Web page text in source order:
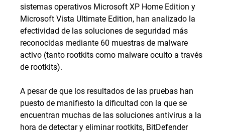
sistemas operativos Microsoft XP Home Edition y
Microsoft Vista Ultimate Edition, han analizado la
efectividad de las soluciones de seguridad más
reconocidas mediante 60 muestras de malware
activo (tanto rootkits como malware oculto a través
de rootkits).
A pesar de que los resultados de las pruebas han
puesto de manifiesto la dificultad con la que se
encuentran muchas de las soluciones antivirus a la
hora de detectar y eliminar rootkits, BitDefender